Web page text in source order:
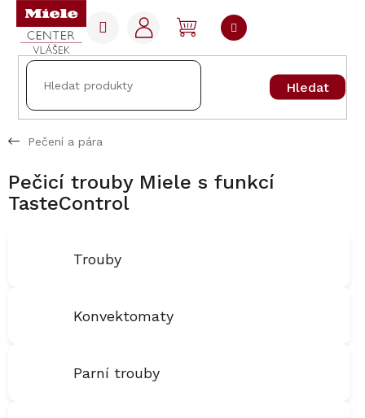
Přejít
obsah
Hledat
NÁKUPNÍ
KOŠÍK
Pečení a pára
Pečicí trouby Miele s funkcí
TasteControl
Trouby
Konvektomaty
Parní trouby